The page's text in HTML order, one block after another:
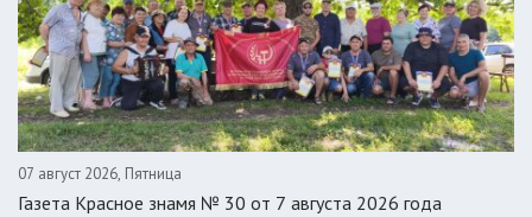
07 август 2026, Пятница
Газета Красное знамя № 30 от 7 августа 2026 года